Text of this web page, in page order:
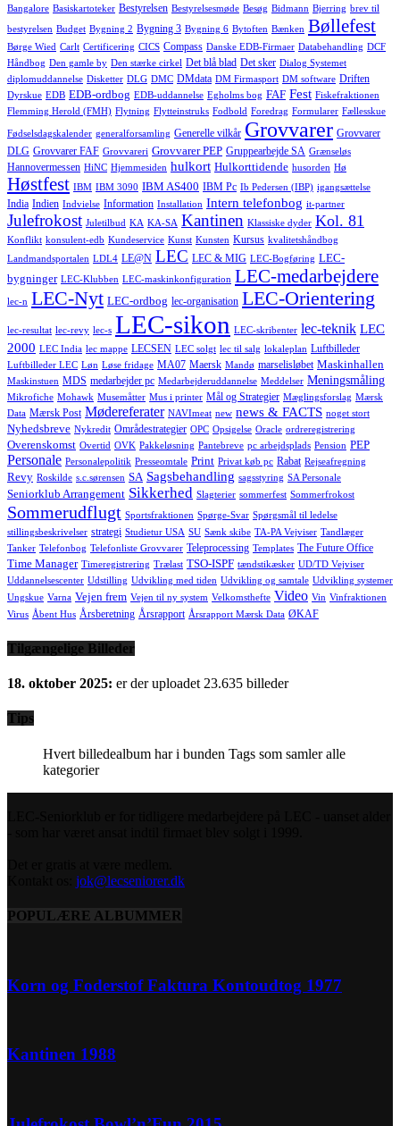
Bangalore Basiskartoteker Bestyrelsen Bestyrelsesmøde Besøg Bidmann Bjerring brev til
bestyrelsen Budget Bygning 2 Bygning 3 Bygning 6 Bytoften Bænken Bøllefest
Børge Wied Carlt Certificering CICS Compass Danske EDB-Firmaer Databehandling DCF
Håndbog Den gamle by Den stærke cirkel Det blå blad Det sker Dialog Systemet
diplomuddannelse Disketter DLG DMC DMdata DM Firmasport DM software Driften
Dyrskue EDB EDB-ordbog EDB-uddannelse Egholms bog FAF Fest Fiskefraktionen
Flemming Herold (FMH) Flytning Flytteinstruks Fodbold Foredrag Formularer Fællesskue
Fødselsdagskalender generalforsamling Generelle vilkår Grovvarer Grovvarer
DLG Grovvarer FAF Grovvareri Grovvarer PEP Gruppearbejde SA Grænseløs
Hannovermessen HiNC Hjemmesiden hulkort Hulkorttidende husorden Hø
Høstfest IBM IBM 3090 IBM AS400 IBM Pc Ib Pedersen (IBP) igangsættelse
India Indien Indvielse Information Installation Intern telefonbog it-partner
Julefrokost Juletilbud KA KA-SA Kantinen Klassiske dyder Kol. 81
Konflikt konsulent-edb Kundeservice Kunst Kunsten Kursus kvalitetshåndbog
Landmandsportalen LDL4 LE@N LEC LEC & MIG LEC-Bogføring LEC-
bygninger LEC-Klubben LEC-maskinkonfiguration LEC-medarbejdere
lec-n LEC-Nyt LEC-ordbog lec-organisation LEC-Orientering
lec-resultat lec-revy lec-s LEC-sikon LEC-skribenter lec-teknik LEC
2000 LEC India lec mappe LECSEN LEC solgt lec til salg lokaleplan Luftbilleder
Luftbilleder LEC Løn Løse fridage MA07 Maersk Mandø marselisløbet Maskinhallen
Maskinstuen MDS medarbejder pc Medarbejderuddannelse Meddelser Meningsmåling
Mikrofiche Mohawk Musemåtter Mus i printer Mål og Strategier Mæglingsforslag Mærsk
Data Mærsk Post Mødereferater NAVImeat new news & FACTS noget stort
Nyhedsbreve Nykredit Områdestrategier OPC Opsigelse Oracle ordreregistrering
Overenskomst Overtid OVK Pakkeløsning Pantebreve pc arbejdsplads Pension PEP
Personale Personalepolitik Presseomtale Print Privat køb pc Rabat Rejseafregning
Revy Roskilde s.c.sørensen SA Sagsbehandling sagsstyring SA Personale
Seniorklub Arrangement Sikkerhed Slagterier sommerfest Sommerfrokost
Sommerudflugt Sportsfraktionen Spørge-Svar Spørgsmål til ledelse
stillingsbeskrivelser strategi Studietur USA SU Sænk skibe TA-PA Vejviser Tandlæger
Tanker Telefonbog Telefonliste Grovvarer Teleprocessing Templates The Future Office
Time Manager Timeregistrering Trælast TSO-ISPF tændstikæsker UD/TD Vejviser
Uddannelsescenter Udstilling Udvikling med tiden Udvikling og samtale Udvikling systemer
Ungskue Varna Vejen frem Vejen til ny system Velkomsthefte Video Vin Vinfraktionen
Virus Åbent Hus Årsberetning Årsrapport Årsrapport Mærsk Data ØKAF
Tilgængelige Billeder
18. oktober 2025: er der uploadet 23.635 billeder
Tips
Hvert billedealbum har i bunden Tags som samler alle
kategorier
jok@lecseniorer.dk
POPULÆRE ALBUMMER
Korn og Foderstof Faktura Kontoudtog 1977
Kantinen 1988